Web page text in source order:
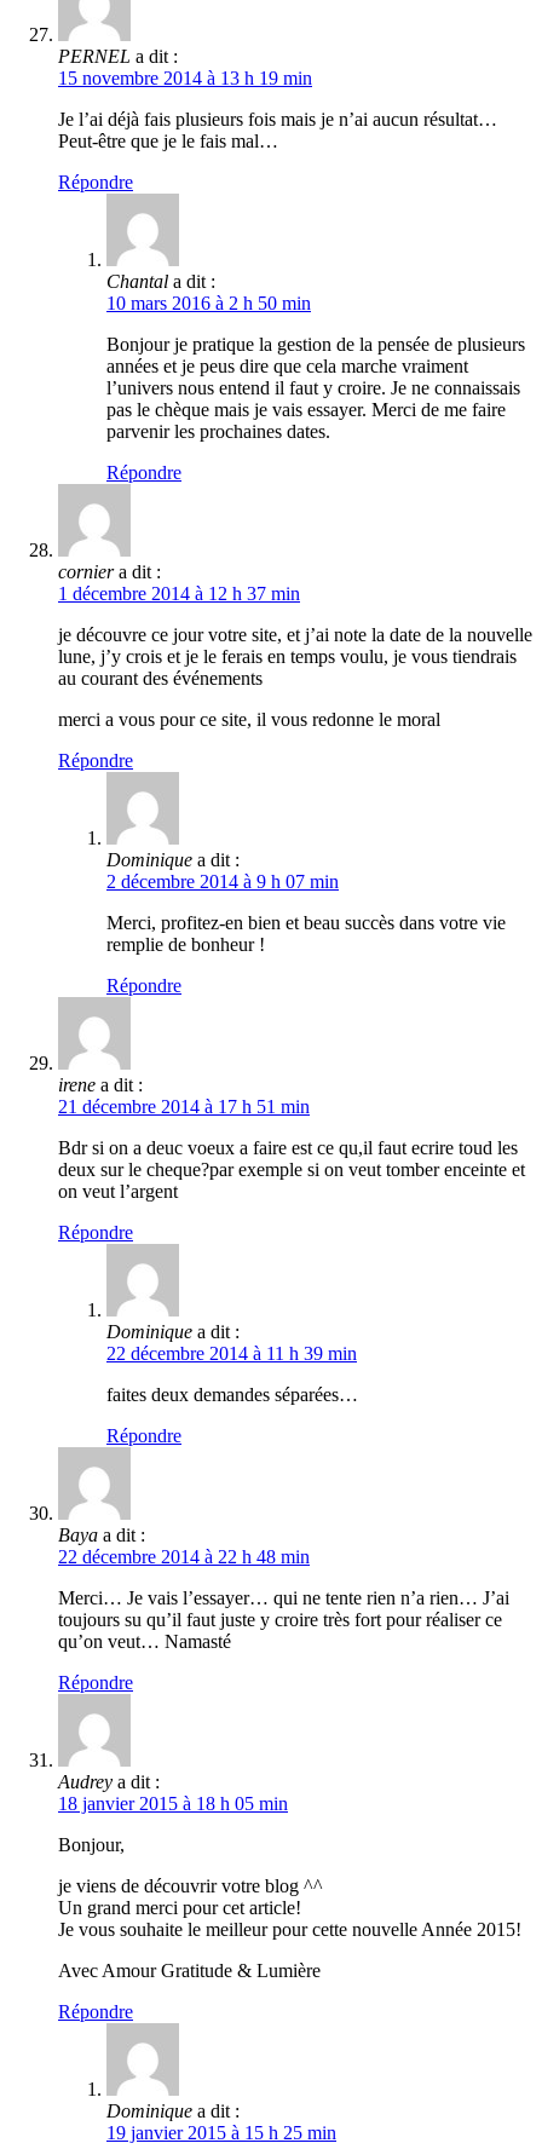
PERNEL a dit :
15 novembre 2014 à 13 h 19 min
Je l’ai déjà fais plusieurs fois mais je n’ai aucun résultat…
Peut-être que je le fais mal…
Répondre
Chantal a dit :
10 mars 2016 à 2 h 50 min
Bonjour je pratique la gestion de la pensée de plusieurs
années et je peus dire que cela marche vraiment
l’univers nous entend il faut y croire. Je ne connaissais
pas le chèque mais je vais essayer. Merci de me faire
parvenir les prochaines dates.
Répondre
cornier a dit :
1 décembre 2014 à 12 h 37 min
je découvre ce jour votre site, et j’ai note la date de la nouvelle
lune, j’y crois et je le ferais en temps voulu, je vous tiendrais
au courant des événements
merci a vous pour ce site, il vous redonne le moral
Répondre
Dominique a dit :
2 décembre 2014 à 9 h 07 min
Merci, profitez-en bien et beau succès dans votre vie
remplie de bonheur !
Répondre
irene a dit :
21 décembre 2014 à 17 h 51 min
Bdr si on a deuc voeux a faire est ce qu,il faut ecrire toud les
deux sur le cheque?par exemple si on veut tomber enceinte et
on veut l’argent
Répondre
Dominique a dit :
22 décembre 2014 à 11 h 39 min
faites deux demandes séparées…
Répondre
Baya a dit :
22 décembre 2014 à 22 h 48 min
Merci… Je vais l’essayer… qui ne tente rien n’a rien… J’ai
toujours su qu’il faut juste y croire très fort pour réaliser ce
qu’on veut… Namasté
Répondre
Audrey a dit :
18 janvier 2015 à 18 h 05 min
Bonjour,
je viens de découvrir votre blog ^^
Un grand merci pour cet article!
Je vous souhaite le meilleur pour cette nouvelle Année 2015!
Avec Amour Gratitude & Lumière
Répondre
Dominique a dit :
19 janvier 2015 à 15 h 25 min